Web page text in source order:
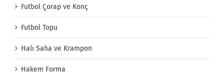
Futbol Çorap ve Konç
Futbol Topu
Halı Saha ve Krampon
Hakem Forma